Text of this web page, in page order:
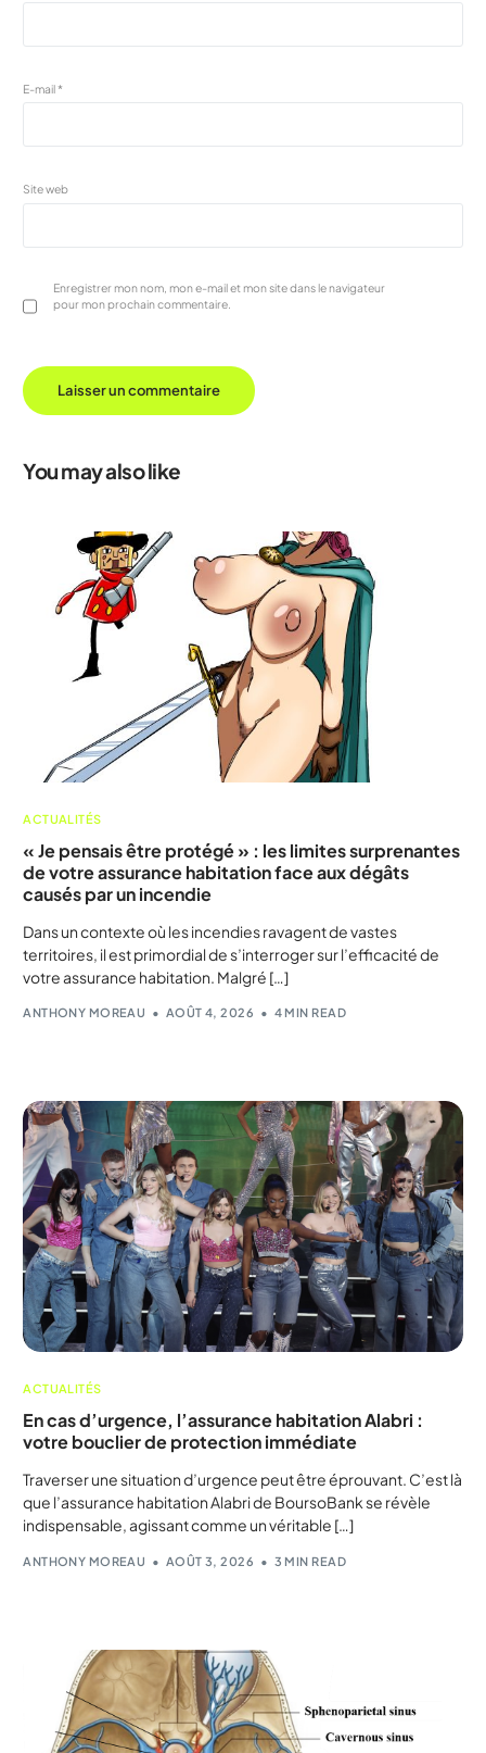
E-mail*
Site web
Enregistrer mon nom, mon e-mail et mon site dans le navigateur
pour mon prochain commentaire.
You may also like
ACTUALITÉS
« Je pensais être protégé » : les limites surprenantes
de votre assurance habitation face aux dégâts
causés par un incendie
Dans un contexte où les incendies ravagent de vastes
territoires, il est primordial de s’interroger sur l’efficacité de
votre assurance habitation. Malgré […]
ANTHONY MOREAU AOÛT 4, 2026 4 MIN READ
ACTUALITÉS
En cas d’urgence, l’assurance habitation Alabri :
votre bouclier de protection immédiate
Traverser une situation d’urgence peut être éprouvant. C’est là
que l’assurance habitation Alabri de BoursoBank se révèle
indispensable, agissant comme un véritable […]
ANTHONY MOREAU AOÛT 3, 2026 3 MIN READ